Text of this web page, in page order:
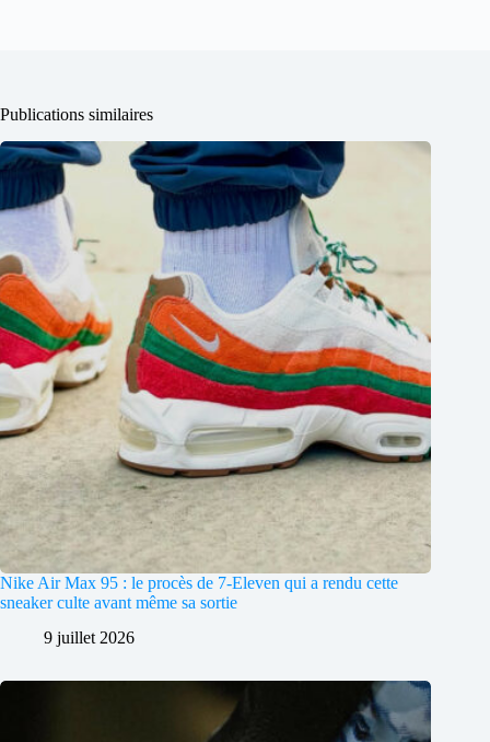
Publications similaires
Nike Air Max 95 : le procès de 7-Eleven qui a rendu cette
sneaker culte avant même sa sortie
9 juillet 2026